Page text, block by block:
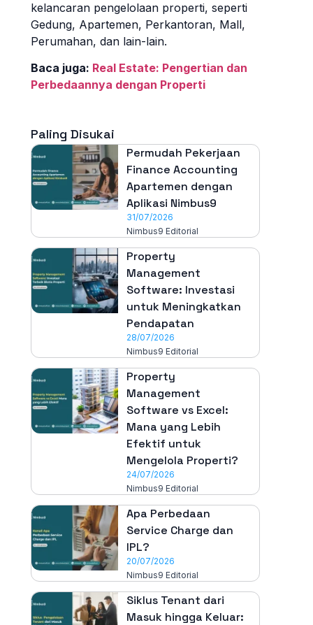
kelancaran pengelolaan properti, seperti
Gedung, Apartemen, Perkantoran, Mall,
Perumahan, dan lain-lain.
Baca juga: Real Estate: Pengertian dan
Perbedaannya dengan Properti
Paling Disukai
Permudah Pekerjaan
Finance Accounting
Apartemen dengan
Aplikasi Nimbus9
31/07/2026
Nimbus9 Editorial
Property
Management
Software: Investasi
untuk Meningkatkan
Pendapatan
28/07/2026
Nimbus9 Editorial
Property
Management
Software vs Excel:
Mana yang Lebih
Efektif untuk
Mengelola Properti?
24/07/2026
Nimbus9 Editorial
Apa Perbedaan
Service Charge dan
IPL?
20/07/2026
Nimbus9 Editorial
Siklus Tenant dari
Masuk hingga Keluar: